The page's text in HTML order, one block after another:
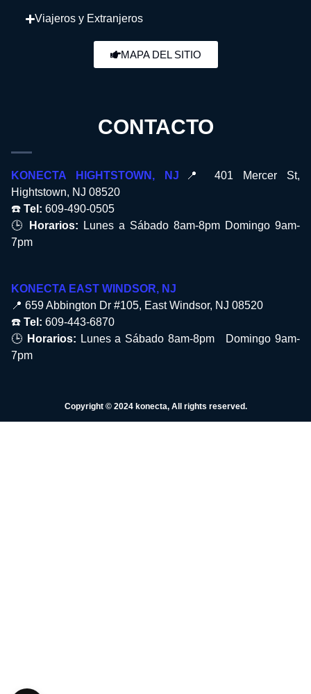
Viajeros y Extranjeros
MAPA DEL SITIO
CONTACTO
KONECTA HIGHTSTOWN, NJ 📍 401 Mercer St,
Hightstown, NJ 08520
☎️ Tel: 609-490-0505
🕒
Horarios: Lunes a Sábado 8am-8pm Domingo 9am-
7pm
KONECTA EAST WINDSOR, NJ
📍 659 Abbington Dr #105, East Windsor, NJ 08520
☎️ Tel: 609-443-6870
🕒 Horarios: Lunes a Sábado 8am-8pm Domingo 9am-
7pm
Copyright © 2024 konecta, All rights reserved.